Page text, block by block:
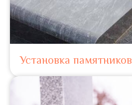
Установка памятников